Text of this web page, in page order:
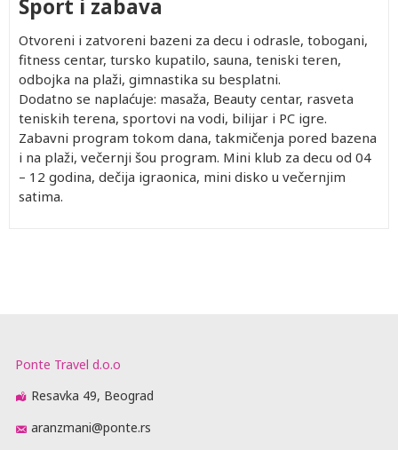
Sport i zabava
Otvoreni i zatvoreni bazeni za decu i odrasle, tobogani,
fitness centar, tursko kupatilo, sauna, teniski teren,
odbojka na plaži, gimnastika su besplatni.
Dodatno se naplaćuje: masaža, Beauty centar, rasveta
teniskih terena, sportovi na vodi, bilijar i PC igre.
Zabavni program tokom dana, takmičenja pored bazena
i na plaži, večernji šou program. Mini klub za decu od 04
– 12 godina, dečija igraonica, mini disko u večernjim
satima.
402.00
402.00
402.00
402.00
1,012.00
962.00
822.00
1,022.00
1,142.00
1,072.00
892.00
1,142.00
1,932.00
1,782.00
1,402.00
1,942.00
Besplatno
Besplatno
Besplatno
402.00
402.00
402.00
Besplatno
Besplatno
Besplatno
402.00
402.00
402.00
Ponte Travel d.o.o
Resavka 49, Beograd
aranzmani@ponte.rs